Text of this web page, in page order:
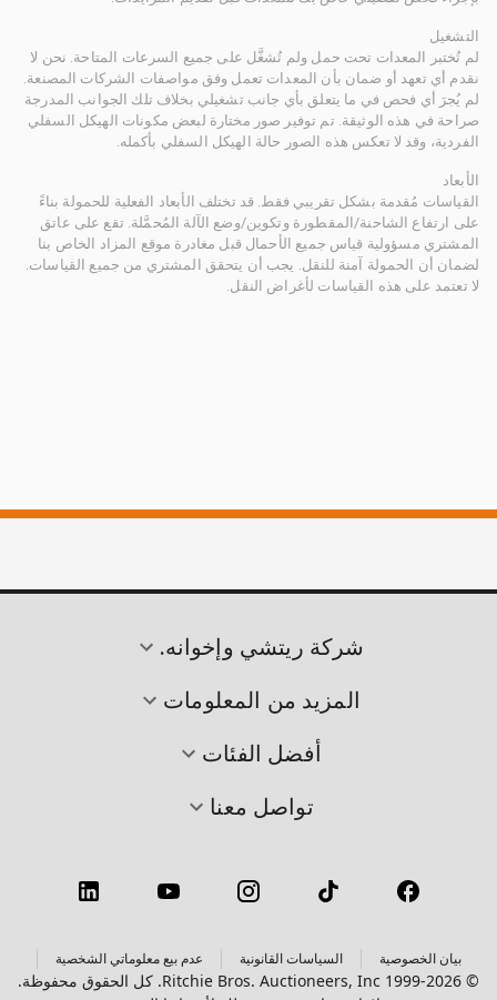
التشغيل
لم تُختبر المعدات تحت حمل ولم تُشغَّل على جميع السرعات المتاحة. نحن لا
نقدم أي تعهد أو ضمان بأن المعدات تعمل وفق مواصفات الشركات المصنعة.
لم يُجرَ أي فحص في ما يتعلق بأي جانب تشغيلي بخلاف تلك الجوانب المدرجة
صراحة في هذه الوثيقة. تم توفير صور مختارة لبعض مكونات الهيكل السفلي
الفردية، وقد لا تعكس هذه الصور حالة الهيكل السفلي بأكمله.
الأبعاد
القياسات مُقدمة بشكل تقريبي فقط. قد تختلف الأبعاد الفعلية للحمولة بناءً
على ارتفاع الشاحنة/المقطورة وتكوين/وضع الآلة المُحمَّلة. تقع على عاتق
المشتري مسؤولية قياس جميع الأحمال قبل مغادرة موقع المزاد الخاص بنا
لضمان أن الحمولة آمنة للنقل. يجب أن يتحقق المشتري من جميع القياسات.
لا تعتمد على هذه القياسات لأغراض النقل.
شركة ريتشي وإخوانه.
المزيد من المعلومات
أفضل الفئات
تواصل معنا
بيان الخصوصية السياسات القانونية عدم بيع معلوماتي الشخصية
© 1999-2026 Ritchie Bros. Auctioneers, Inc. كل الحقوق محفوظة.